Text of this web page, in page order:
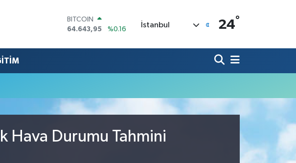
BITCOIN
64.643,95
%0.16
47,6704
%0
GRAM ALTIN
6500.87
BİST100
İstanbul 24°
Hava Durumu Tahmini